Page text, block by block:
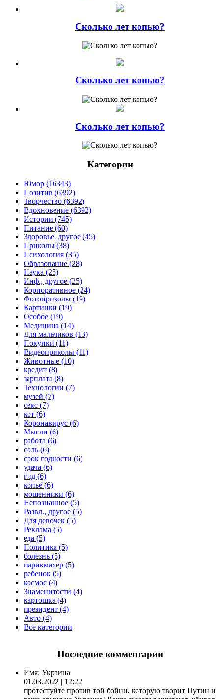
Сколько лет копью?
Сколько лет копью?
Сколько лет копью?
Категории
Юмор (16343)
Позитив (6392)
Творчество (6392)
Вдохновение (6392)
Истории (745)
Питание (60)
Здоровье, другое (45)
Приколы (38)
Психология (35)
Образование (28)
Наука (25)
Инф., другое (25)
Корпоративное (24)
Фотоприколы (19)
Картинки (19)
Особое (19)
Медицина (14)
Для мальчиков (13)
Покупки (11)
Видеоприколы (11)
Животные (10)
кредит (8)
зарплата (8)
Технологии (7)
музей (7)
секс (7)
кот (6)
Коронавирус (6)
Мысли (6)
работа (6)
соль (6)
срок годности (6)
удача (6)
гид (6)
копьё (6)
мошенники (6)
Непознанное (5)
Развл., другое (5)
Для девочек (5)
Реклама (5)
еда (5)
Политика (5)
болезнь (5)
парикмахер (5)
ребенок (5)
космос (4)
Знаменитости (4)
картошка (4)
президент (4)
Авто (4)
Все категории
Последние комментарии
Имя: Украина
01.03.2022 | 12:22
протестуйте против той бойни, которую творит Путин и